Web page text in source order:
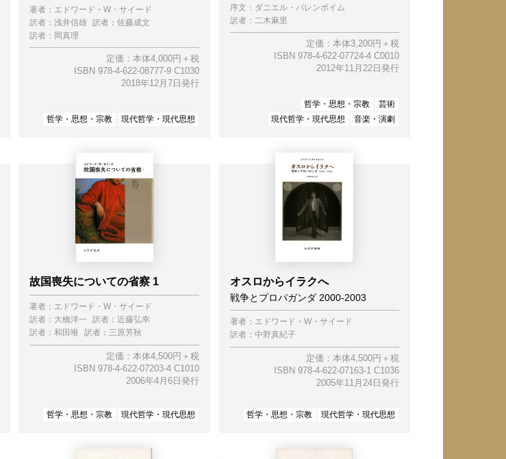
著者： エドワード・W・サイード
訳者：浅井信雄 訳者：佐藤成文
訳者： 岡真理
定価：本体4,000円＋税
ISBN 978-4-622-08777-9 C1030
2018年12月7日発行
哲学・思想・宗教 現代哲学・現代思想
序文： ダニエル・バレンボイム
訳者： 二木麻里
定価：本体3,200円＋税
ISBN 978-4-622-07724-4 C0010
2012年11月22日発行
哲学・思想・宗教
芸術
現代哲学・現代思想
音楽・演劇
故国喪失についての省察 1
著者： エドワード・W・サイード
訳者： 大橋洋一 訳者：近藤弘幸
訳者：和田唯 訳者： 三原芳秋
定価：本体4,500円＋税
ISBN 978-4-622-07203-4 C1010
2006年4月6日発行
哲学・思想・宗教 現代哲学・現代思想
オスロからイラクへ
戦争とプロパガンダ 2000-2003
著者： エドワード・W・サイード
訳者： 中野真紀子
定価：本体4,500円＋税
ISBN 978-4-622-07163-1 C1036
2005年11月24日発行
哲学・思想・宗教 現代哲学・現代思想